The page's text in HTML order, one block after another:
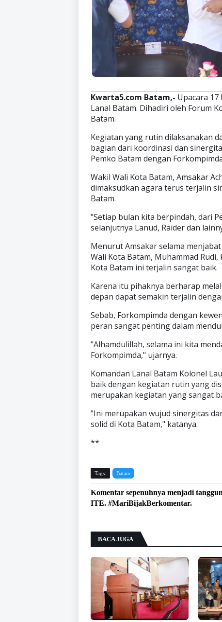
Kwarta5.com Batam,- Upacara
Lanal Batam. Dihadiri oleh Forum
Batam.
Kegiatan yang rutin dilaksanakan
bagian dari koordinasi dan
Pemko Batam dengan
Wakil Wali Kota Batam, Amsakar
dimaksudkan agara terus terjalin
Batam.
"Setiap bulan kita berpindah, dari
selanjutnya Lanud, Raider dan
Menurut Amsakar selama
Wali Kota Batam, Muhammad
Kota Batam ini terjalin sangat baik.
Karena itu pihaknya berharap
depan dapat semakin terjalin
Sebab, Forkompimda dengan
peran sangat penting dalam
"Alhamdulillah, selama ini kita
Forkompimda," ujarnya.
Komandan Lanal Batam Kolonel
baik dengan kegiatan rutin yang
merupakan kegiatan yang sangat
"Ini merupakan wujud sinergitas
solid di Kota Batam," katanya.
**
Tags: Batam
Komentar sepenuhnya menjadi
ITE. #MariBijakBerkomentar.
BACA JUGA